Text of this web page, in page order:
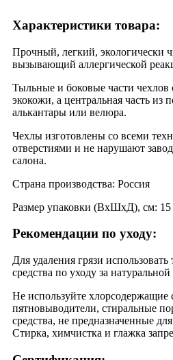
Характеристики товара:
Прочный, легкий, экологически
вызывающий аллергической
Тыльные и боковые части чехлов
экокожи, а центральная часть из
алькантары или велюра.
Чехлы изготовлены со всеми
отверстиями и не нарушают
салона.
Страна производства: Россия
Размер упаковки (ВхШхД), см: 15
Рекомендации по уходу:
Для удаления грязи
средства по уходу за
Не используйте хлорсодержащие
пятновыводители, стиральные
средства, не предназначенные
Стирка, химчистка и глажка